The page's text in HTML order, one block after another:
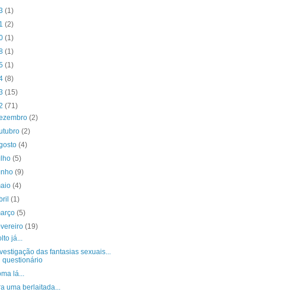
(1)
(2)
(1)
(1)
(1)
(8)
(15)
(71)
(2)
(2)
(4)
(5)
(9)
(4)
(1)
(5)
(19)
já...
das fantasias sexuais...
questionário
lá...
uma berlaitada...